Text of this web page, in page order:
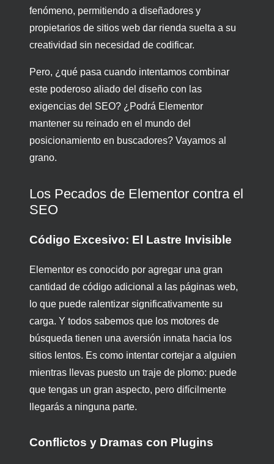
fenómeno, permitiendo a diseñadores y
propietarios de sitios web dar rienda suelta a su
creatividad sin necesidad de codificar.
Pero, ¿qué pasa cuando intentamos combinar
este poderoso aliado del diseño con las
exigencias del SEO? ¿Podrá Elementor
mantener su reinado en el mundo del
posicionamiento en buscadores? Vayamos al
grano.
Los Pecados de Elementor contra el
SEO
Código Excesivo: El Lastre Invisible
Elementor es conocido por agregar una gran
cantidad de código adicional a las páginas web,
lo que puede ralentizar significativamente su
carga. Y todos sabemos que los motores de
búsqueda tienen una aversión innata hacia los
sitios lentos. Es como intentar cortejar a alguien
mientras llevas puesto un traje de plomo: puede
que tengas un gran aspecto, pero difícilmente
llegarás a ninguna parte.
Conflictos y Dramas con Plugins